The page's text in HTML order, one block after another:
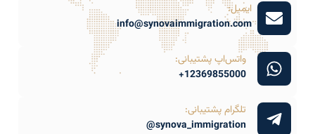
ایمیل:
info@synovaimmigration.com
واتس‌اپ پشتیبانی:
12369855000+
تلگرام پشتیبانی:
synova_immigration@